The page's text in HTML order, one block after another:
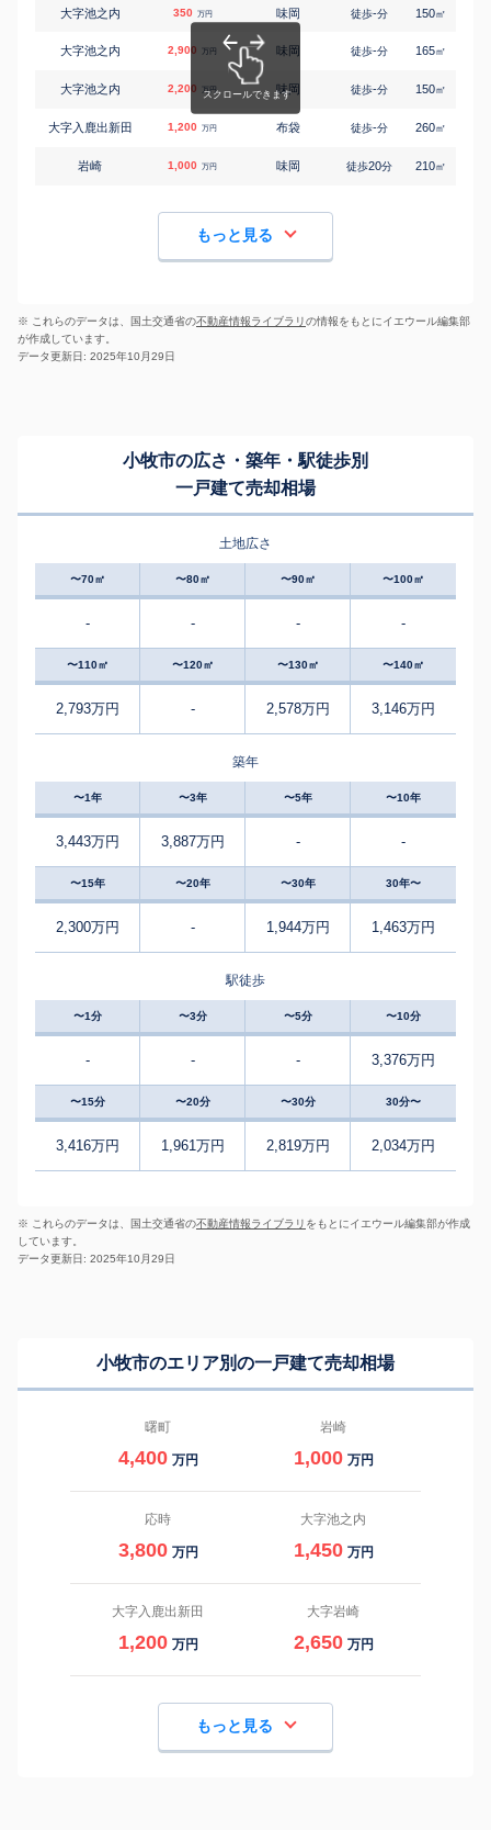
大字池之内 350 万円 味岡 徒歩-分 150㎡
大字池之内 2,900 万円 味岡 徒歩-分 165㎡
大字池之内 2,200 万円 味岡 徒歩-分 150㎡
大字入鹿出新田 1,200 万円 布袋 徒歩-分 260㎡
岩崎 1,000 万円 味岡 徒歩20分 210㎡
もっと見る
※ これらのデータは、国土交通省の不動産情報ライブラリの情報をもとにイエウール編集部
が作成しています。
データ更新日: 2025年10月29日
小牧市の広さ・築年・駅徒歩別
一戸建て売却相場
土地広さ
〜70㎡ 〜80㎡ 〜90㎡ 〜100㎡
- - - -
〜110㎡ 〜120㎡ 〜130㎡ 〜140㎡
2,793万円 - 2,578万円 3,146万円
築年
〜1年 〜3年 〜5年 〜10年
3,443万円 3,887万円 - -
〜15年 〜20年 〜30年 30年〜
2,300万円 - 1,944万円 1,463万円
駅徒歩
〜1分 〜3分 〜5分 〜10分
- - - 3,376万円
〜15分 〜20分 〜30分 30分〜
3,416万円 1,961万円 2,819万円 2,034万円
※ これらのデータは、国土交通省の不動産情報ライブラリ をもとにイエウール編集部が作成
しています。
データ更新日: 2025年10月29日
小牧市のエリア別の一戸建て売却相場
曙町
4,400 万円
岩崎
1,000 万円
応時
3,800 万円
大字池之内
1,450 万円
大字入鹿出新田
1,200 万円
大字岩崎
2,650 万円
もっと見る